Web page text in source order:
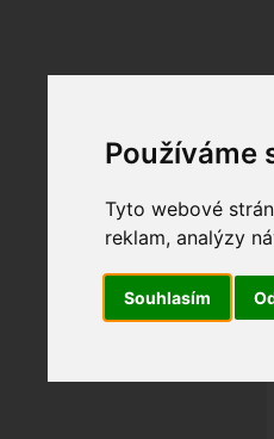
Používáme
Tyto webové
reklam, analýzy
Souhlasím